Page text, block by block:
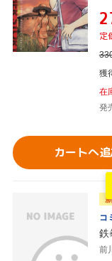
定
獲
在
発
カートへ
コ
鉄
前